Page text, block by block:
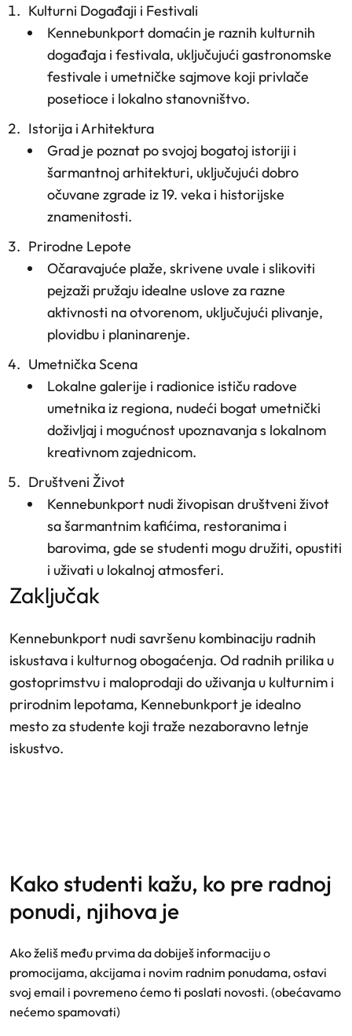
Kulturni Događaji i Festivali
Kennebunkport domaćin je raznih kulturnih
događaja i festivala, uključujući gastronomske
festivale i umetničke sajmove koji privlače
posetioce i lokalno stanovništvo.
Istorija i Arhitektura
Grad je poznat po svojoj bogatoj istoriji i
šarmantnoj arhitekturi, uključujući dobro
očuvane zgrade iz 19. veka i historijske
znamenitosti.
Prirodne Lepote
Očaravajuće plaže, skrivene uvale i slikoviti
pejzaži pružaju idealne uslove za razne
aktivnosti na otvorenom, uključujući plivanje,
plovidbu i planinarenje.
Umetnička Scena
Lokalne galerije i radionice ističu radove
umetnika iz regiona, nudeći bogat umetnički
doživljaj i mogućnost upoznavanja s lokalnom
kreativnom zajednicom.
Društveni Život
Kennebunkport nudi živopisan društveni život
sa šarmantnim kafićima, restoranima i
barovima, gde se studenti mogu družiti, opustiti
i uživati u lokalnoj atmosferi.
zaključak
Kennebunkport nudi savršenu kombinaciju radnih
iskustava i kulturnog obogaćenja. Od radnih prilika u
gostoprimstvu i maloprodaji do uživanja u kulturnim i
prirodnim lepotama, Kennebunkport je idealno
mesto za studente koji traže nezaboravno letnje
iskustvo.
kako studenti kažu, ko pre radnoj
ponudi, njihova je
Ako želiš među prvima da dobiješ informaciju o
promocijama, akcijama i novim radnim ponudama, ostavi
svoj email i povremeno ćemo ti poslati novosti. (obećavamo
nećemo spamovati)